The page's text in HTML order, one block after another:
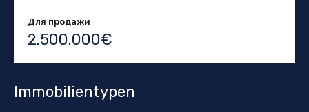
Для продажи
2.500.000€
Immobilientypen